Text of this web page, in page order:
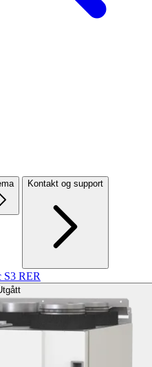
Kontakt og support
S3 RER